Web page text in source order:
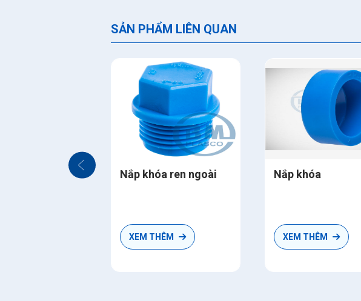
SẢN PHẨM LIÊN QUAN
Nắp khóa ren ngoài
XEM THÊM
Nắp khóa
XEM THÊM